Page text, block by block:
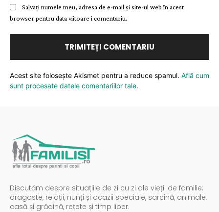
Salvați numele meu, adresa de e-mail și site-ul web în acest
browser pentru data viitoare i comentariu.
Acest site folosește Akismet pentru a reduce spamul. Află cum
sunt procesate datele comentariilor tale.
Discutăm despre situațiile de zi cu zi ale vieții de familie:
dragoste, relații, nunți și ocazii speciale, sarcină, animale,
casă și grădină, rețete și timp liber.